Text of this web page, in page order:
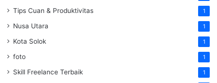
Tips Cuan & Produktivitas 1
Nusa Utara 1
Kota Solok 1
foto 1
Skill Freelance Terbaik 1